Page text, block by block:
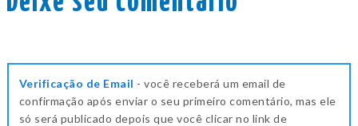
Verificação de Email - você receberá um email de
confirmação após enviar o seu primeiro comentário, mas ele
só será publicado depois que você clicar no link de